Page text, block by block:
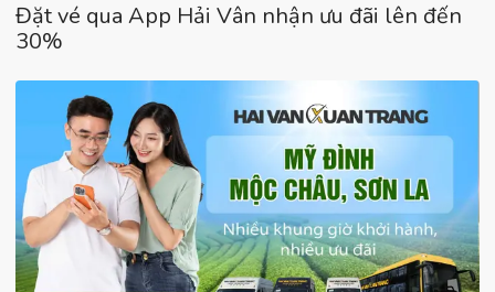
Đặt vé qua App Hải Vân nhận ưu đãi lên đến
30%